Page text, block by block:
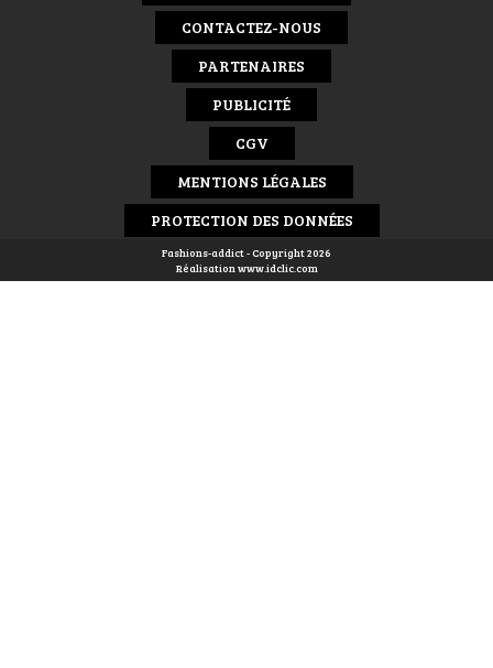
CONTACTEZ-NOUS
PARTENAIRES
PUBLICITÉ
CGV
MENTIONS LÉGALES
PROTECTION DES DONNÉES
Fashions-addict - Copyright 2026
Réalisationwww.idclic.com